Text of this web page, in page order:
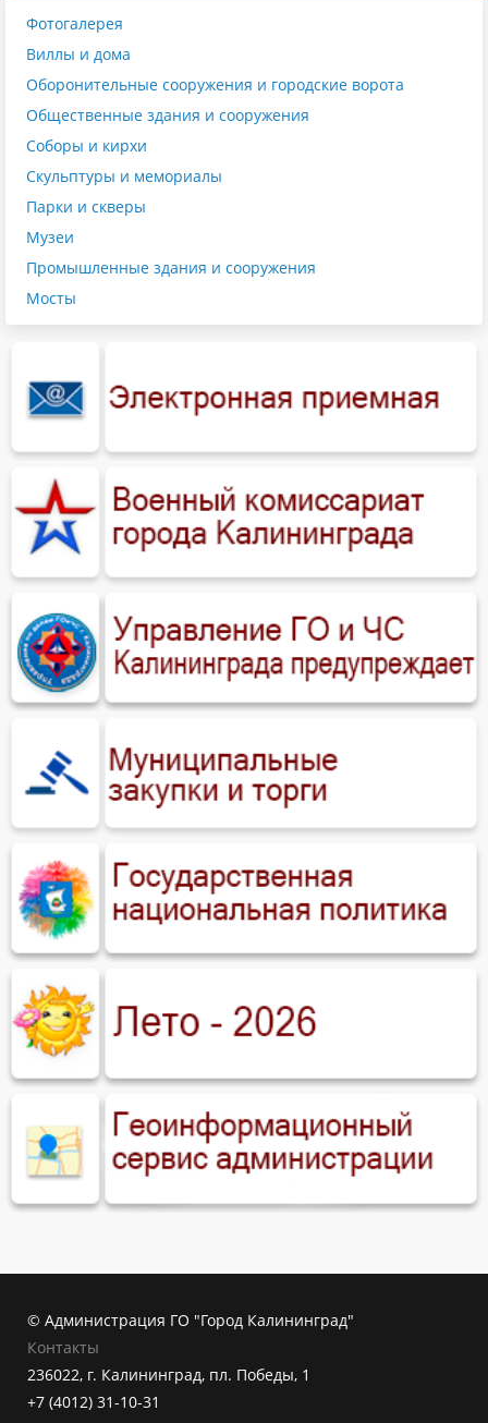
Фотогалерея
Виллы и дома
Оборонительные сооружения и городские ворота
Общественные здания и сооружения
Соборы и кирхи
Скульптуры и мемориалы
Парки и скверы
Музеи
Промышленные здания и сооружения
Мосты
© Администрация ГО "Город Калининград"
Контакты
236022, г. Калининград, пл. Победы, 1
+7 (4012) 31-10-31